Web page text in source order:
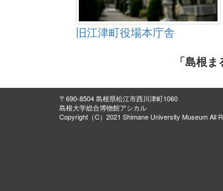
旧江津町役場本庁舎
「島根
〒690-8504 島根県松江市西川津町1060
島根大学総合博物館アシカル
Copyright（C）2021 Shimane University Museum All